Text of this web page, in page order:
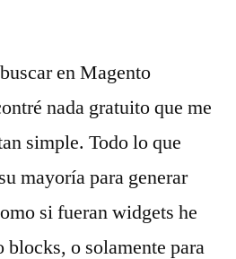
en Magento
nada gratuito que me
simple. Todo lo que
mayoría para generar
si fueran widgets he
blocks, o solamente para